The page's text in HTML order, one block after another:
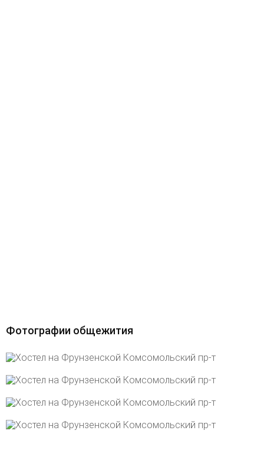
Фотографии общежития